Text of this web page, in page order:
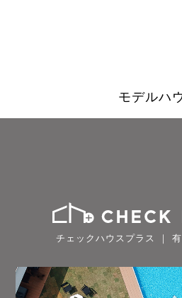
モデルハ
チェックハウスプラス ｜